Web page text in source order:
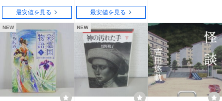
最安値を見る 最安値を見る
NEW NEW